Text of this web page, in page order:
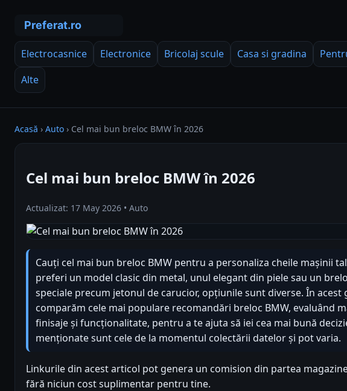
Electrocasnice Electronice Bricolaj scule Casa si gradina
Alte
Acasă › Auto › Cel mai bun breloc BMW în 2026
Cel mai bun breloc BMW în 2026
Actualizat: 17 May 2026 • Auto
Cauți cel mai bun breloc BMW pentru a personaliza cheile mașinii
preferi un model clasic din metal, unul elegant din piele sau un
speciale precum jetonul de carucior, opțiunile sunt diverse. În acest
comparăm cele mai populare recomandări breloc BMW, evaluând
finisaje și funcționalitate, pentru a te ajuta să iei cea mai bună
menționate sunt cele de la momentul colectării datelor și pot varia.
Linkurile din acest articol pot genera un comision din partea
fără niciun cost suplimentar pentru tine.